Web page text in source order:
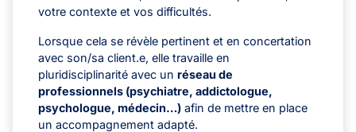
votre contexte et vos difficultés.
Lorsque cela se révèle pertinent et en concertation
avec son/sa client.e, elle travaille en
pluridisciplinarité avec un réseau de
professionnels (psychiatre, addictologue,
psychologue, médecin…) afin de mettre en place
un accompagnement adapté.